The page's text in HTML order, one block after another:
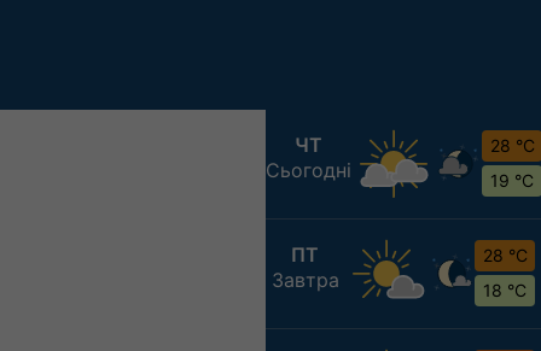
ЧТ
Сьогодні
28 °C
19 °C
ПТ
Завтра
28 °C
18 °C